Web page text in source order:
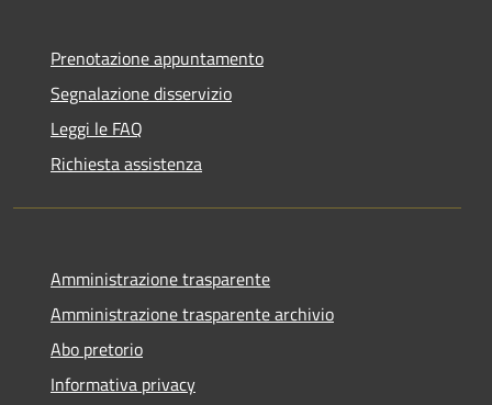
Prenotazione appuntamento
Segnalazione disservizio
Leggi le FAQ
Richiesta assistenza
Amministrazione trasparente
Amministrazione trasparente archivio
Abo pretorio
Informativa privacy